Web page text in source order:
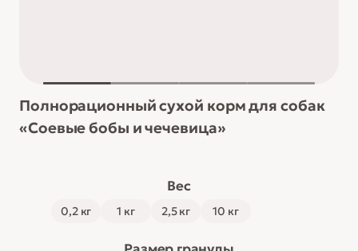
Полнорационный сухой корм для собак
«Соевые бобы и чечевица»
Вес
0,2 кг 1 кг 2,5 кг 10 кг